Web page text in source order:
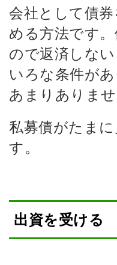
会社として債
める方法です
ので返済しな
いろな条件が
あまりありませ
私募債がたま
す。
出資を受ける